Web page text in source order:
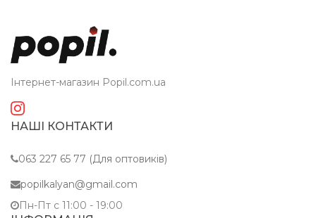
Інтернет-магазин Popil.com.ua
НАШІ КОНТАКТИ
063 227 65 77 (Для оптовиків)
popilkalyan@gmail.com
Пн-Пт c 11:00 - 19:00